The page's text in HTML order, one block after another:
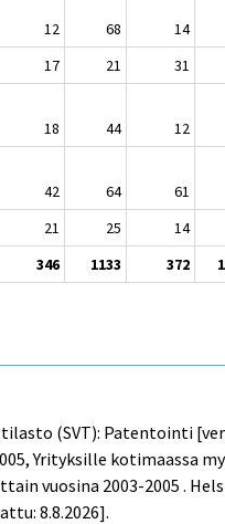
12 68 14
17 21 31
18 44 12
42 64 61
21 25 14
346 1133 372
(SVT): Patentointi
Yrityksille kotimaassa
vuosina 2003-2005 .
8.8.2026].